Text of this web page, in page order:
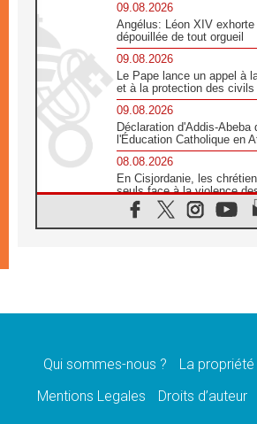
09.08.2026
Angélus: Léon XIV
dépouillée de tout orgueil
09.08.2026
Le Pape lance un appel à
et à la protection des civils
09.08.2026
Déclaration d'Addis-Abeba
l'Éducation Catholique en
08.08.2026
En Cisjordanie, les
seuls face à la violence
08.08.2026
Léon XIV au sanctuaire de
08.08.2026
08.08.2026
catholiques
Qui sommes-nous ? La propriété
Mentions Legales
Droits d’auteur